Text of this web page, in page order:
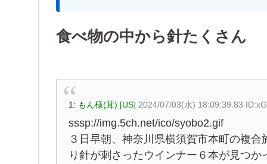
食べ物の中から針たくさん
1: もん様(茸) [US] 2024/07/03(水) 18:09:39.83
sssp://img.5ch.net/ico/syobo2.gif
３日早朝、神奈川県横須賀市本町の複
り針が刺さったウインナー６本が見つ